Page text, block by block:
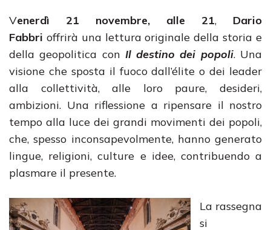
Venerdì 21 novembre, alle 21, Dario
Fabbri offrirà una lettura originale della storia e
della geopolitica con Il destino dei popoli. Una
visione che sposta il fuoco dall’élite o dei leader
alla collettività, alle loro paure, desideri,
ambizioni. Una riflessione a ripensare il nostro
tempo alla luce dei grandi movimenti dei popoli,
che, spesso inconsapevolmente, hanno generato
lingue, religioni, culture e idee, contribuendo a
plasmare il presente.
La rassegna
si